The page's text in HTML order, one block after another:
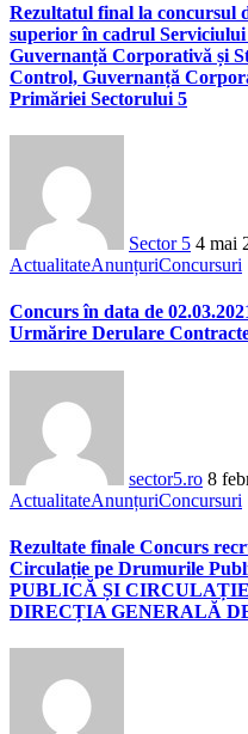
Rezultatul final la concursul
superior în cadrul
Guvernanță Corporativă și
Control, Guvernanță
Primăriei Sectorului 5
Sector 5 4 mai
ActualitateAnunțuriConcursuri
Concurs în data de
Urmărire Derulare
sector5.ro 8
ActualitateAnunțuriConcursuri
Rezultate finale Concurs
Circulație pe Drumurile
PUBLICĂ ȘI
DIRECȚIA GENERALĂ